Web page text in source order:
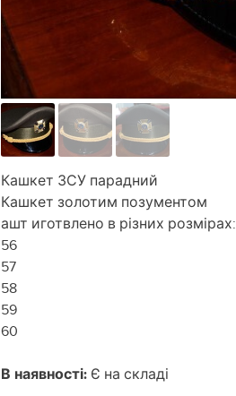
Кашкет ЗСУ парадний
Кашкет золотим позументом
ашт иготвлено в різних розмірах:
56
57
58
59
60
В наявності: Є на складі